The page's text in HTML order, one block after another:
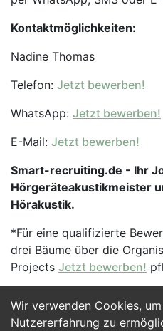
Wir verwenden Cookies,
Nutzererfahrung zu
Kontaktmöglichkeiten:
Nadine Thomas
Telefon: Jetzt bewerben!
WhatsApp: Jetzt bewerben!
E-Mail: Jetzt bewerben!
Smart-recruiting.de - Ihr
Hörgeräteakustikmeister
Hörakustik.
*Für eine qualifizierte
drei Bäume über die
Projects Jetzt bewerben!
Jetzt